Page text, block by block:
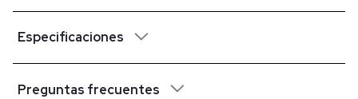
Especificaciones
Preguntas frecuentes